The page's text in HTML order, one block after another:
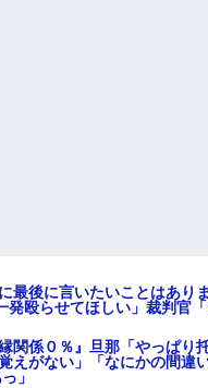
最後に言いたいことはあり
発殴らせてほしい」裁判官「
関係０％』旦那「やっぱり
えがない」「なにかの間違
」